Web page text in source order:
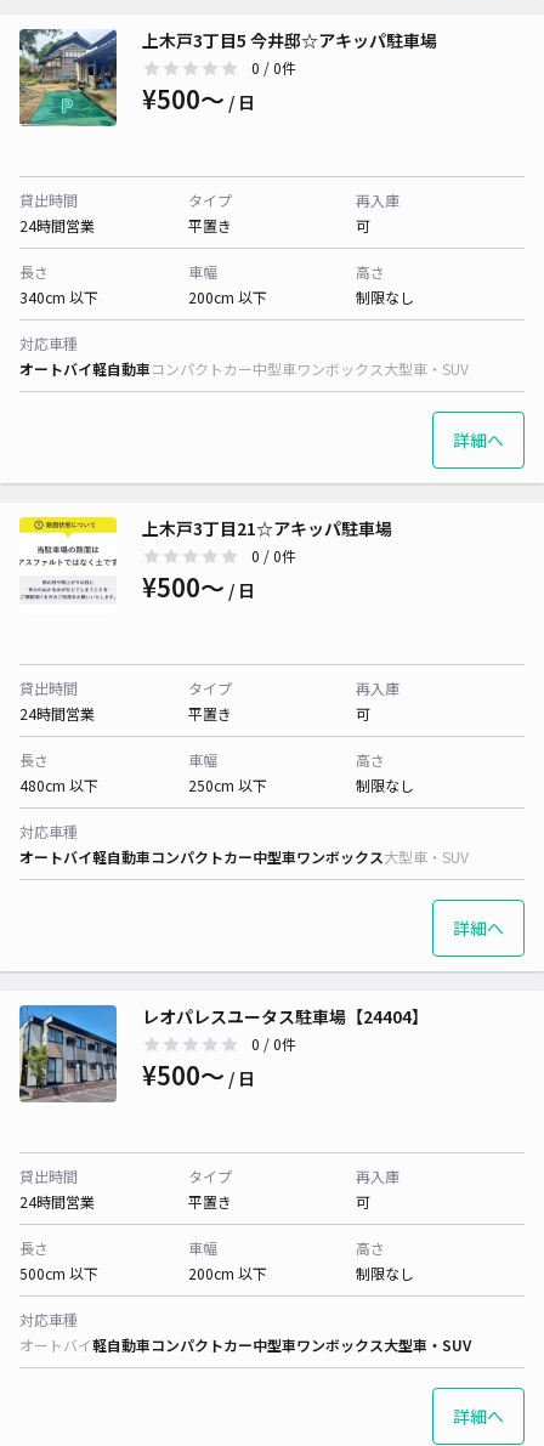
上木戸3丁目5 今井邸☆アキッパ駐車場
0 / 0件
¥500〜 / 日
貸出時間
24時間営業
タイプ
平置き
再入庫
可
長さ
340cm 以下
車幅
200cm 以下
高さ
制限なし
対応車種
オートバイ軽自動車コンパクトカー中型車ワンボックス大型車・SUV
詳細へ
上木戸3丁目21☆アキッパ駐車場
0 / 0件
¥500〜 / 日
貸出時間
24時間営業
タイプ
平置き
再入庫
可
長さ
480cm 以下
車幅
250cm 以下
高さ
制限なし
対応車種
オートバイ軽自動車コンパクトカー中型車ワンボックス大型車・SUV
詳細へ
レオパレスユータス駐車場【24404】
0 / 0件
¥500〜 / 日
貸出時間
24時間営業
タイプ
平置き
再入庫
可
長さ
500cm 以下
車幅
200cm 以下
高さ
制限なし
対応車種
オートバイ軽自動車コンパクトカー中型車ワンボックス大型車・SUV
詳細へ